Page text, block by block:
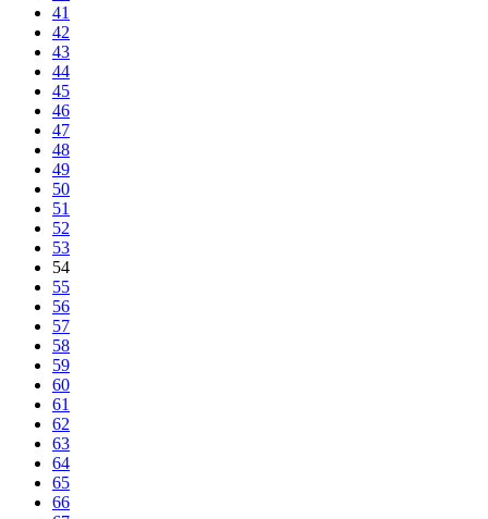
41
42
43
44
45
46
47
48
49
50
51
52
53
54
55
56
57
58
59
60
61
62
63
64
65
66